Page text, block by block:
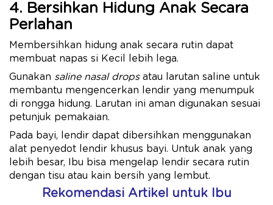
4. Bersihkan Hidung Anak Secara
Perlahan
Membersihkan hidung anak secara rutin dapat
membuat napas si Kecil lebih lega.
Gunakan saline nasal dropsatau larutan saline untuk
membantu mengencerkan lendir yang menumpuk
di rongga hidung. Larutan ini aman digunakan sesuai
petunjuk pemakaian.
Pada bayi, lendir dapat dibersihkan menggunakan
alat penyedot lendir khusus bayi. Untuk anak yang
lebih besar, Ibu bisa mengelap lendir secara rutin
dengan tisu atau kain bersih yang lembut.
Rekomendasi Artikel untuk Ibu